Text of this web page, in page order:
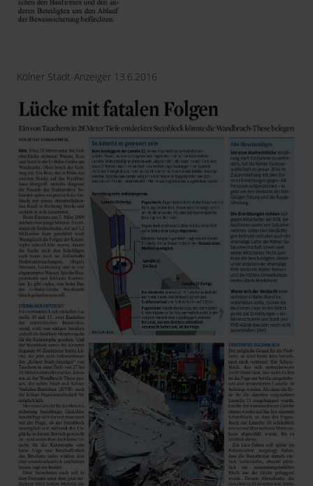
Kölner Stadt-Anzeiger 13.6.2016